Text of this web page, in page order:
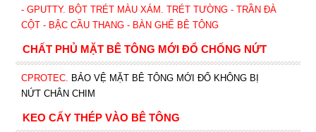
- GPUTTY. BỘT TRÉT MÀU XÁM. TRÉT TƯỜNG - TRẦN ĐÀ
CỘT - BẬC CẦU THANG - BÀN GHẾ BÊ TÔNG
CHẤT PHỦ MẶT BÊ TÔNG MỚI ĐỔ CHỐNG NỨT
CPROTEC. BẢO VỆ MẶT BÊ TÔNG MỚI ĐỔ KHÔNG BỊ
NỨT CHÂN CHIM
KEO CẤY THÉP VÀO BÊ TÔNG